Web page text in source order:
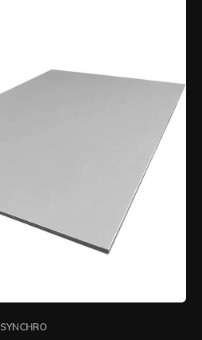
SYNCHRO